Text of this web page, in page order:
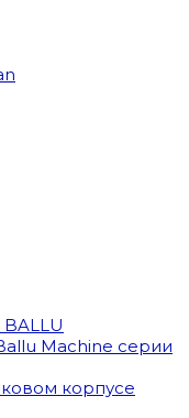
Machine серии
корпусе